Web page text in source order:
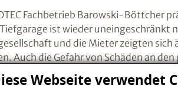
Webseite verwendet
Fachbetrieb Barowski-Böttcher
ist wieder uneingeschränkt
und die Mieter zeigten
Auch die Gefahr von Schäden an
in die Wohnungsgesellschaft und
der durchgeführten Arbeiten.